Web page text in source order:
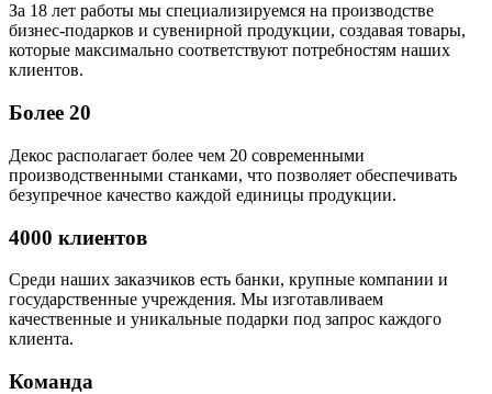
За 18 лет работы мы специализируемся на производстве
бизнес-подарков и сувенирной продукции, создавая товары,
которые максимально соответствуют потребностям наших
клиентов.
Более 20
Декос располагает более чем 20 современными
производственными станками, что позволяет обеспечивать
безупречное качество каждой единицы продукции.
4000 клиентов
Среди наших заказчиков есть банки, крупные компании и
государственные учреждения. Мы изготавливаем
качественные и уникальные подарки под запрос каждого
клиента.
Команда